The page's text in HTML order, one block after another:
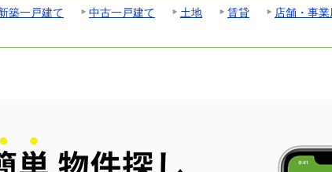
築一戸建て 中古一戸建て 土地 賃貸
店舗・事業